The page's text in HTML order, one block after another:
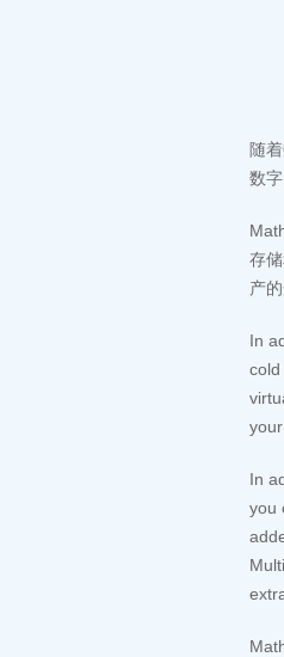
随
数
存
产
In
In
you